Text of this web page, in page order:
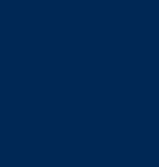
de salons
des collectivités et
les infrastructures